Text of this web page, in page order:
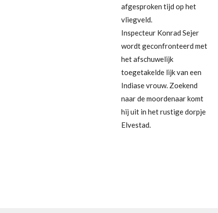
afgesproken tijd op het
vliegveld.
Inspecteur Konrad Sejer
wordt geconfronteerd met
het afschuwelijk
toegetakelde lijk van een
Indiase vrouw. Zoekend
naar de moordenaar komt
hij uit in het rustige dorpje
Elvestad.